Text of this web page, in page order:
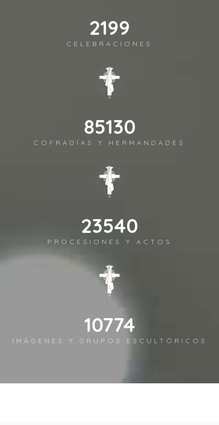
2590
CELEBRACIONES
100264
COFRADÍAS Y HERMANDADES
27725
PROCESIONES Y ACTOS
12690
IMÁGENES Y GRUPOS ESCULTÓRICOS